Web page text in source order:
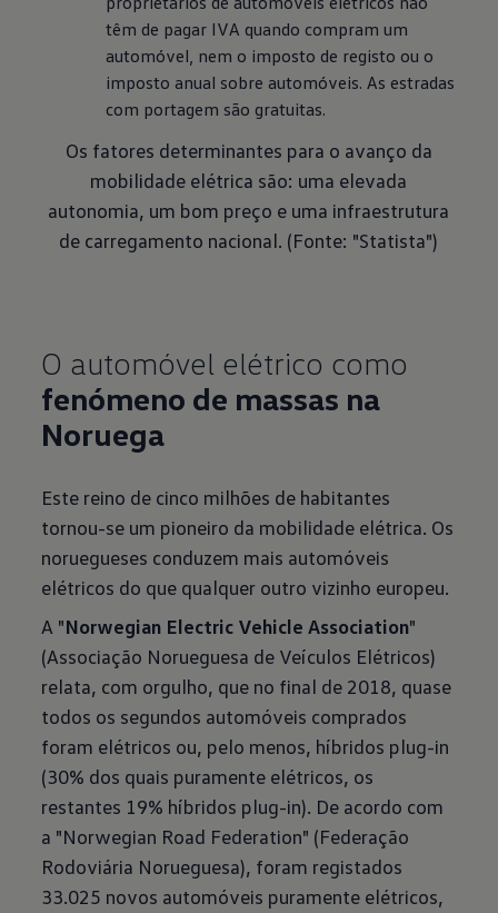
têm de pagar IVA quando compram um
automóvel, nem o imposto de registo ou o
imposto anual sobre automóveis. As estradas
com portagem são gratuitas.
Os fatores determinantes para o avanço da
mobilidade elétrica são: uma elevada
autonomia, um bom preço e uma infraestrutura
de carregamento nacional. (Fonte: "Statista")
O automóvel elétrico como
fenómeno de massas na
Noruega
Este reino de cinco milhões de habitantes
tornou-se um pioneiro da mobilidade elétrica. Os
noruegueses conduzem mais automóveis
elétricos do que qualquer outro vizinho europeu.
A "Norwegian Electric Vehicle Association"
(Associação Norueguesa de Veículos Elétricos)
relata, com orgulho, que no final de 2018, quase
todos os segundos automóveis comprados
foram elétricos ou, pelo menos, híbridos plug-in
(30% dos quais puramente elétricos, os
restantes 19% híbridos plug-in). De acordo com
a "Norwegian Road Federation" (Federação
Rodoviária Norueguesa), foram registados
33.025 novos automóveis puramente elétricos,